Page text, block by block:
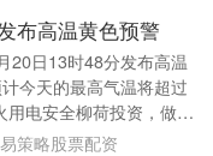
布高温黄色预警
20日13时48分发布高温
今天的最高气温将超过
电安全柳荷投资，做好
易策略股票配资